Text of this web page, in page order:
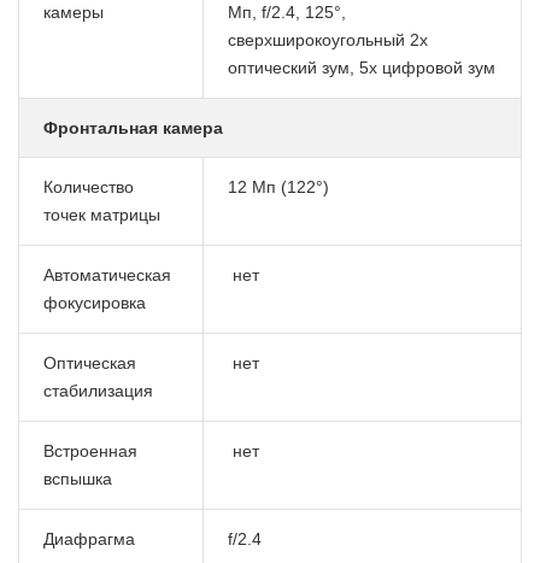
камеры
Мп, f/2.4, 125°,
сверхширокоугольный 2x
оптический зум, 5x цифровой зум
Фронтальная камера
Количество
точек матрицы
12 Мп (122°)
Автоматическая
фокусировка
нет
Оптическая
стабилизация
нет
Встроенная
вспышка
нет
Диафрагма f/2.4